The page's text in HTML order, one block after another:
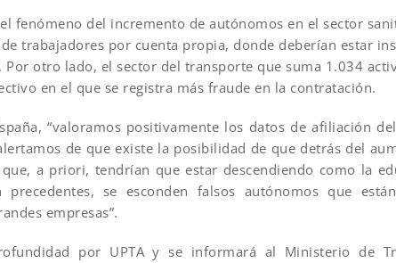
el fenómeno del incremento de autónomos en el sector
trabajadores por cuenta propia, donde deberían estar
otro lado, el sector del transporte que suma 1.034
en el que se registra más fraude en la contratación.
“valoramos positivamente los datos de afiliación
de que existe la posibilidad de que detrás del
a priori, tendrían que estar descendiendo como la
se esconden falsos autónomos que
empresas”.
por UPTA y se informará al Ministerio de